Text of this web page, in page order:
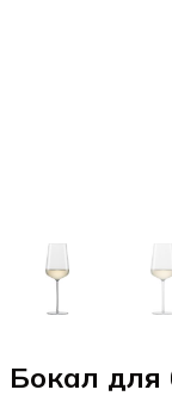
Бокал для